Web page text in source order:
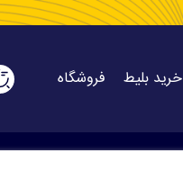
خرید بلیط فروشگاه